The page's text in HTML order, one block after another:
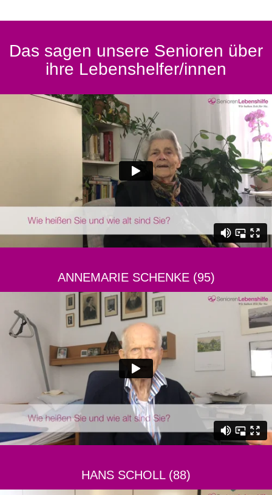
Das sagen unsere Senioren über
ihre Lebenshelfer/innen
ANNEMARIE SCHENKE (95)
HANS SCHOLL (88)